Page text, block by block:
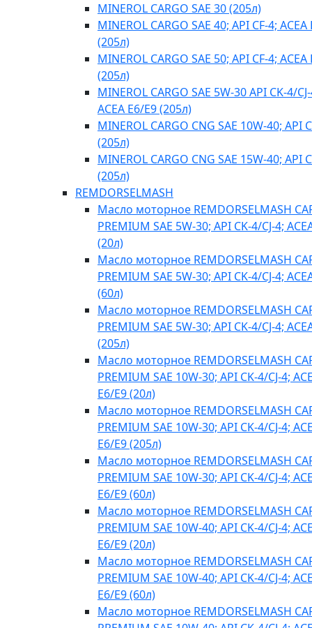
MINEROL CARGO SAE 30 (205л)
MINEROL CARGO SAE 40; API CF-4; ACEA
(205л)
MINEROL CARGO SAE 50; API CF-4; ACEA
(205л)
MINEROL CARGO SAE 5W-30 API CK-4/
ACEA E6/E9 (205л)
MINEROL CARGO CNG SAE 10W-40; API
(205л)
MINEROL CARGO CNG SAE 15W-40; API
(205л)
REMDORSELMASH
Масло моторное REMDORSELMASH
PREMIUM SAE 5W-30; API CK-4/CJ-4;
(20л)
Масло моторное REMDORSELMASH
PREMIUM SAE 5W-30; API CK-4/CJ-4;
(60л)
Масло моторное REMDORSELMASH
PREMIUM SAE 5W-30; API CK-4/CJ-4;
(205л)
Масло моторное REMDORSELMASH
PREMIUM SAE 10W-30; API CK-4/CJ-4;
E6/E9 (20л)
Масло моторное REMDORSELMASH
PREMIUM SAE 10W-30; API CK-4/CJ-4;
E6/E9 (205л)
Масло моторное REMDORSELMASH
PREMIUM SAE 10W-30; API CK-4/CJ-4;
E6/E9 (60л)
Масло моторное REMDORSELMASH
PREMIUM SAE 10W-40; API CK-4/CJ-4;
E6/E9 (20л)
Масло моторное REMDORSELMASH
PREMIUM SAE 10W-40; API CK-4/CJ-4;
E6/E9 (60л)
Масло моторное REMDORSELMASH